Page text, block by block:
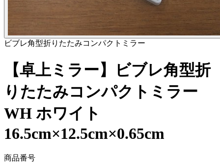
ビブレ角型折りたたみコンパクトミラー
【卓上ミラー】ビブレ角型折
りたたみコンパクトミラー
WH ホワイト
16.5cm×12.5cm×0.65cm
商品番号